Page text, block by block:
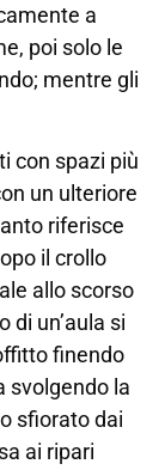
a
poi solo le
mentre gli
con spazi più
un ulteriore
riferisce
il crollo
allo scorso
di un’aula si
finendo
svolgendo la
sfiorato dai
ai ripari